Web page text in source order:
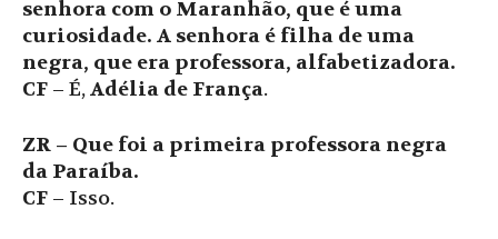
senhora com o Maranhão, que é uma
curiosidade. A senhora é filha de uma
negra, que era professora, alfabetizadora.
CF – É,Adélia de França.
ZR – Que foi a primeira professora negra
da Paraíba.
CF – Isso.